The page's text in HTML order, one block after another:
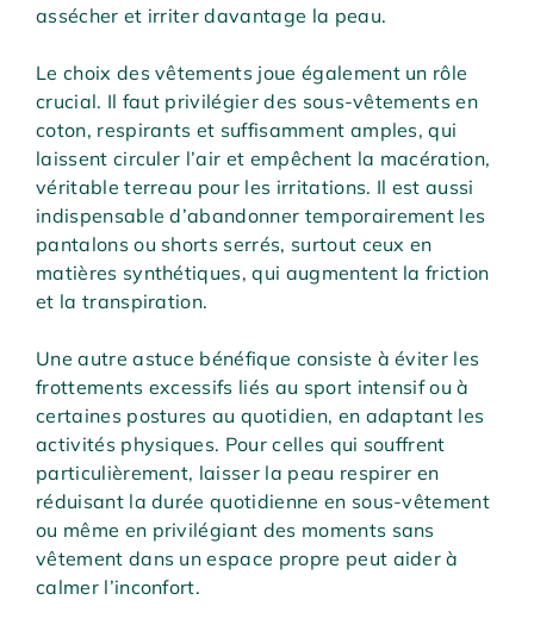
assécher et irriter davantage la peau.
Le choix des vêtements joue également un rôle
crucial. Il faut privilégier des sous-vêtements en
coton, respirants et suffisamment amples, qui
laissent circuler l’air et empêchent la macération,
véritable terreau pour les irritations. Il est aussi
indispensable d’abandonner temporairement les
pantalons ou shorts serrés, surtout ceux en
matières synthétiques, qui augmentent la friction
et la transpiration.
Une autre astuce bénéfique consiste à éviter les
frottements excessifs liés au sport intensif ou à
certaines postures au quotidien, en adaptant les
activités physiques. Pour celles qui souffrent
particulièrement, laisser la peau respirer en
réduisant la durée quotidienne en sous-vêtement
ou même en privilégiant des moments sans
vêtement dans un espace propre peut aider à
calmer l’inconfort.